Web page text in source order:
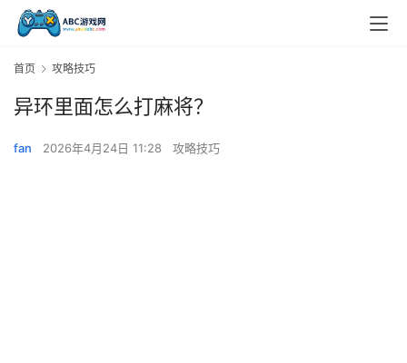
首页 攻略技巧
异环里面怎么打麻将？
fan 2026年4月24日 11:28 攻略技巧